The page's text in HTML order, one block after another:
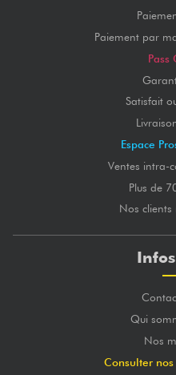
Paiement par
Pass
Satisfait
Espace
Ventes intra-
Plus de
Nos clients
Qui
Nos
Consulter nos